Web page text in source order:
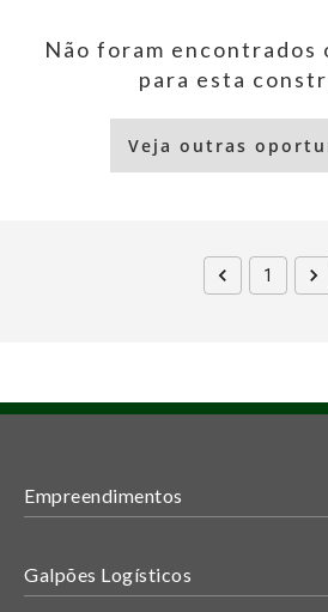
Não foram encontrados
para esta
Veja outras
1
Empreendimentos
Galpões Logísticos